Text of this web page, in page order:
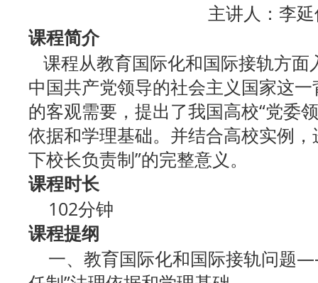
主讲人：李
课程简介
课程从教育国际化和国际接轨方面
中国共产党领导的社会主义国家这
的客观需要，提出了我国高校“党委
依据和学理基础。并结合高校实例
下校长负责制”的完整意义。
课程时长
102分钟
课程提纲
一、教育国际化和国际接轨问题